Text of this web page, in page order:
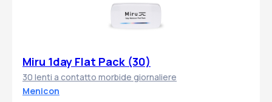
Miru 1day Flat Pack (30)
30 lenti a contatto morbide giornaliere
Menicon